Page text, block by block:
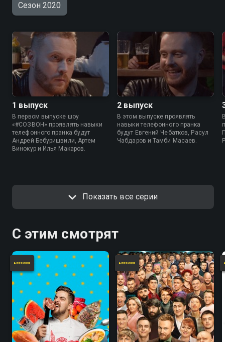
Сезон 2020
1 выпуск
В первом выпуске шоу
«#СОЗВОН» проявлять навыки
телефонного пранка будут
Андрей Бебуришвили, Артем
Винокур и Илья Макаров.
2 выпуск
В этом выпуске проявлять
навыки телефонного пранка
будут Евгений Чебатков, Расул
Чабдаров и Тамби Масаев.
Показать все серии
С этим смотрят